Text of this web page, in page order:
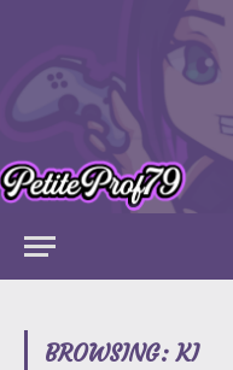
BROWSING:KI